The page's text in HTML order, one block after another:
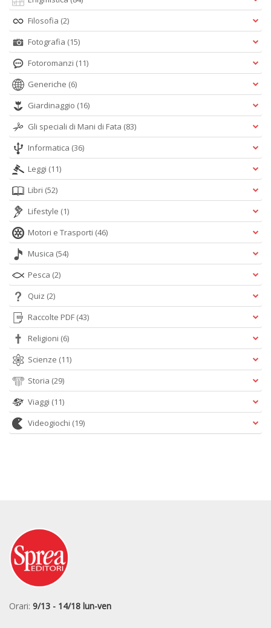
Filosofia (2)
Fotografia (15)
Fotoromanzi (11)
Generiche (6)
Giardinaggio (16)
Gli speciali di Mani di Fata (83)
Informatica (36)
Leggi (11)
Libri (52)
Lifestyle (1)
Motori e Trasporti (46)
Musica (54)
Pesca (2)
Quiz (2)
Raccolte PDF (43)
Religioni (6)
Scienze (11)
Storia (29)
Viaggi (11)
Videogiochi (19)
Orari: 9/13 - 14/18 lun-ven